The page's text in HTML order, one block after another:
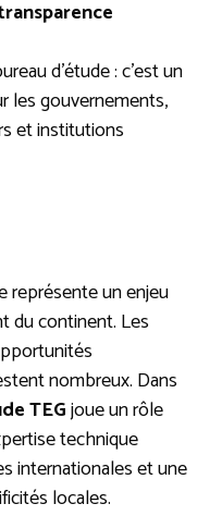
d’étude : c’est un
les gouvernements,
et institutions
représente un enjeu
du continent. Les
nombreux. Dans
TEGjoue un rôle
technique
internationales et une
locales.